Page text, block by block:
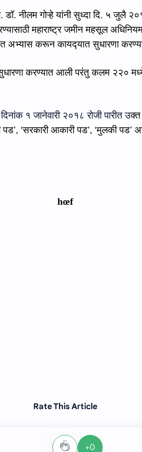
डॉ. नीलम गोऱ्हेयांनी सुध्‍दादि. ५ जुलै
महाराष्ट्र जमीन महसूल
अभ्यास करून कायद्‍यातसुधारणा
करण्यात आली परंतु कलम २२०
१ जानेवारी २०१८ रोजी पारीत उक्त
पड’, ‘सरकारीआकारी पड’, ‘मुलकीपड’
hœf
Rate This Article
+0